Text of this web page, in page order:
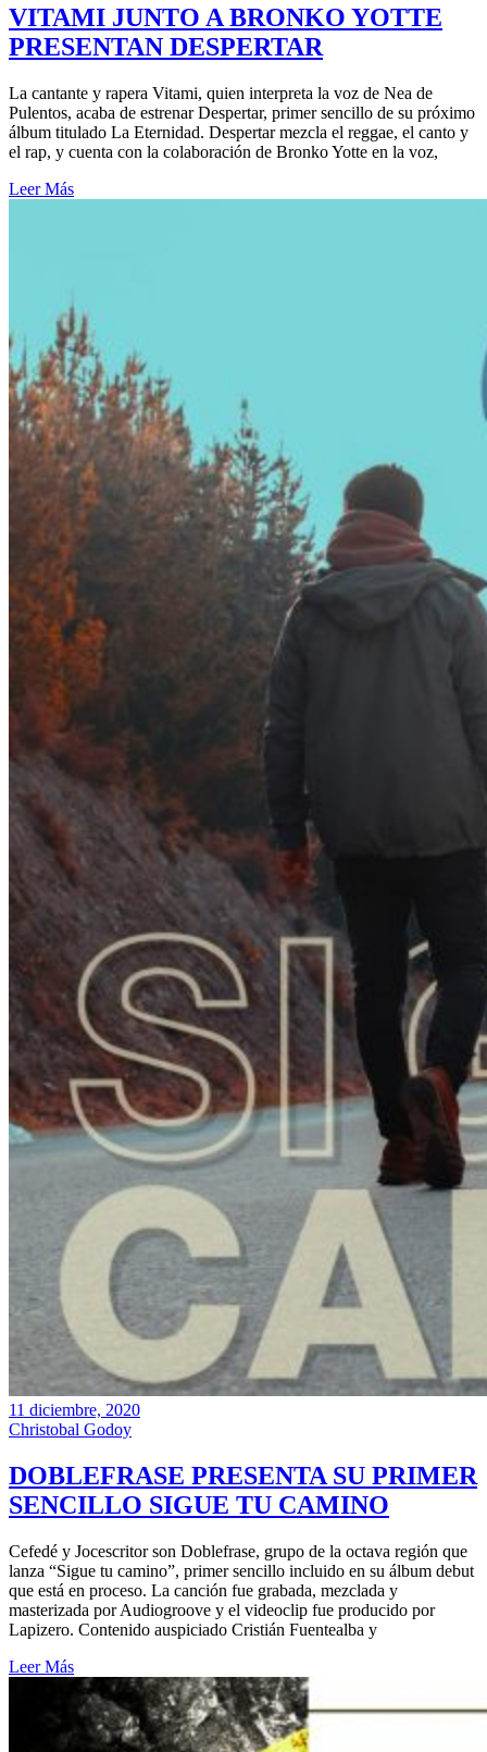
VITAMI JUNTO A BRONKO YOTTE
PRESENTAN DESPERTAR
La cantante y rapera Vitami, quien interpreta la voz de Nea de
Pulentos, acaba de estrenar Despertar, primer sencillo de su próximo
álbum titulado La Eternidad. Despertar mezcla el reggae, el canto y
el rap, y cuenta con la colaboración de Bronko Yotte en la voz,
Leer Más
11 diciembre, 2020
Christobal Godoy
DOBLEFRASE PRESENTA SU PRIMER
SENCILLO SIGUE TU CAMINO
Cefedé y Jocescritor son Doblefrase, grupo de la octava región que
lanza “Sigue tu camino”, primer sencillo incluido en su álbum debut
que está en proceso. La canción fue grabada, mezclada y
masterizada por Audiogroove y el videoclip fue producido por
Lapizero. Contenido auspiciado Cristián Fuentealba y
Leer Más